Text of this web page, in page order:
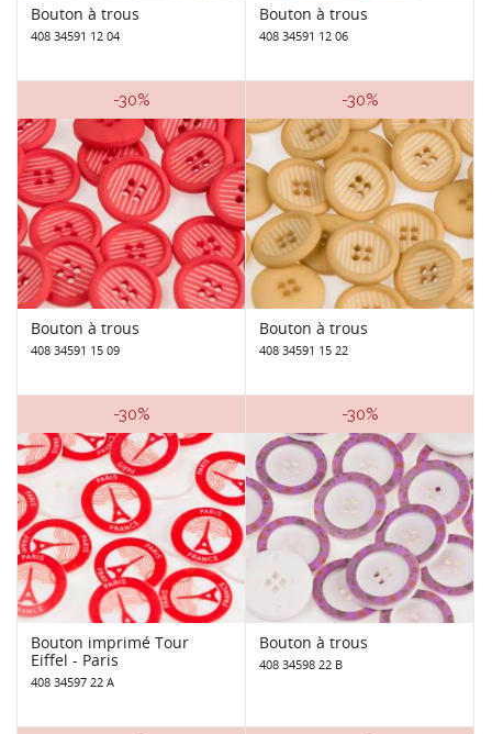
Bouton à trous
408 34591 12 04
Bouton à trous
408 34591 12 06
-30%
Bouton à trous
408 34591 15 09
-30%
Bouton à trous
408 34591 15 22
-30%
Bouton imprimé Tour
Eiffel - Paris
408 34597 22 A
-30%
Bouton à trous
408 34598 22 B